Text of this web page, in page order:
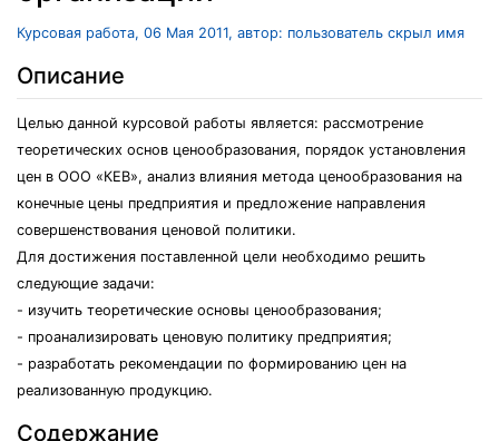
Курсовая работа, 06 Мая 2011, автор: пользователь скрыл имя
Описание
Целью данной курсовой работы является: рассмотрение
теоретических основ ценообразования, порядок установления
цен в ООО «КЕВ», анализ влияния метода ценообразования на
конечные цены предприятия и предложение направления
совершенствования ценовой политики.
Для достижения поставленной цели необходимо решить
следующие задачи:
- изучить теоретические основы ценообразования;
- проанализировать ценовую политику предприятия;
- разработать рекомендации по формированию цен на
реализованную продукцию.
Содержание